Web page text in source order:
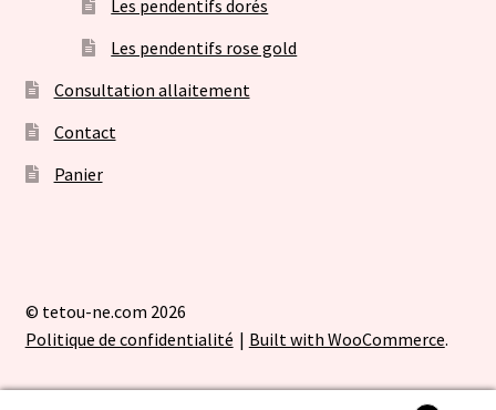
Les pendentifs dorés
Les pendentifs rose gold
Consultation allaitement
Contact
Panier
© tetou-ne.com 2026
Politique de confidentialité
Built with WooCommerce.